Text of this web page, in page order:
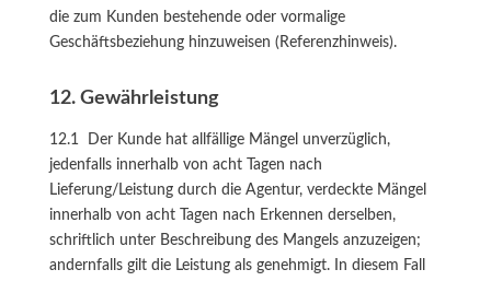
die zum Kunden bestehende oder vormalige
Geschäftsbeziehung hinzuweisen (Referenzhinweis).
12. Gewährleistung
12.1 Der Kunde hat allfällige Mängel unverzüglich,
jedenfalls innerhalb von acht Tagen nach
Lieferung/Leistung durch die Agentur, verdeckte Mängel
innerhalb von acht Tagen nach Erkennen derselben,
schriftlich unter Beschreibung des Mangels anzuzeigen;
andernfalls gilt die Leistung als genehmigt. In diesem Fall